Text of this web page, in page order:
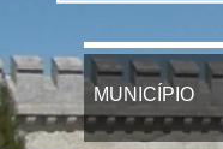
MUNICÍPIO